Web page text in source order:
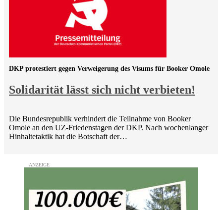
Solidarität lässt sich nicht verbieten!
DKP protestiert gegen Verweigerung des Visums für Booker Omole
Die Bundesrepublik verhindert die Teilnahme von Booker
Omole an den UZ-Friedenstagen der DKP. Nach wochenlanger
Hinhaltetaktik hat die Botschaft der…